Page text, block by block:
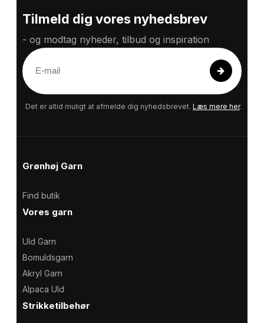
Tilmeld dig vores nyhedsbrev
- og modtag nyheder, tilbud og inspiration
E
m
a
Det er altid muligt at afmelde dig nyhedsbrevet. Læs mere her.
Grønhøj Garn
Find butik
Vores garn
Uld Garn
Bomuldsgarn
Akryl Garn
Alpaca Uld
Strikketilbehør